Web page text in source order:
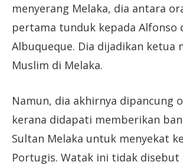
menyerang Melaka, dia antara
pertama tunduk kepada Alfonso
Albuqueque. Dia dijadikan ketua
Muslim di Melaka.
Namun, dia akhirnya dipancung
kerana didapati memberikan
Sultan Melaka untuk menyekat
Portugis. Watak ini tidak disebut